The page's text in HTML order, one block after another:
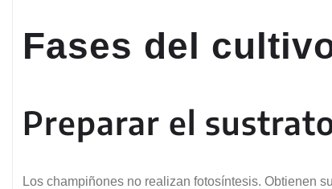
Fases del
Preparar el
Los champiñones no realizan fotosíntesis. Obtienen